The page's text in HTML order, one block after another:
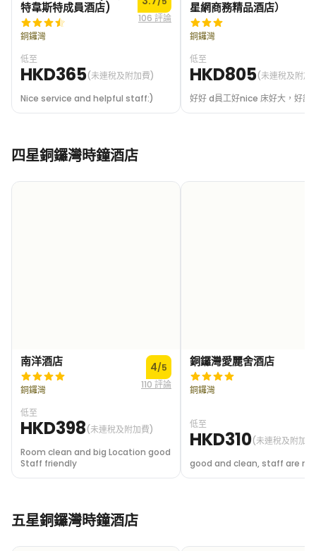
特韋斯特成員酒店)
銅鑼灣
106 評論
低至
HKD365(未連稅及附加費)
Nice service and helpful staff:)
星網商務精品酒店）
銅鑼灣
低至
HKD805(未連稅及附加
好好 d員工好nice 床好大，好舒
四星銅鑼灣時鐘酒店
南洋酒店
銅鑼灣
4/5
110 評論
低至
HKD398(未連稅及附加費)
Room clean and big Location good
Staff friendly
銅鑼灣愛麗舍酒店
銅鑼灣
低至
HKD310(未連稅及附加
good and clean, staff are
五星銅鑼灣時鐘酒店